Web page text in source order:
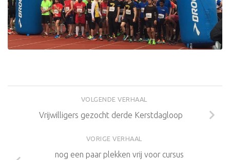
VOLGENDE VERHAAL
Vrijwilligers gezocht derde Kerstdagloop
VORIGE VERHAAL
nog een paar plekken vrij voor cursus